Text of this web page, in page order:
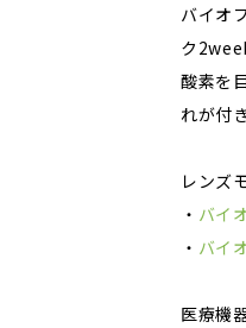
バイオ
ク
酸素を
れが付
レンズ
・ バイ
・ バイ
医療機